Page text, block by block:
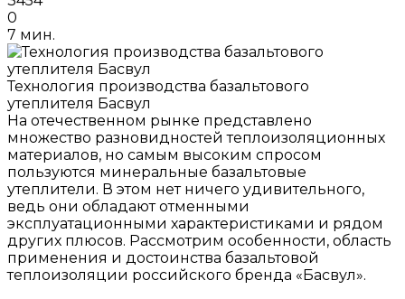
0
7 мин.
Технология производства базальтового
утеплителя Басвул
На отечественном рынке представлено
множество разновидностей теплоизоляционных
материалов, но самым высоким спросом
пользуются минеральные базальтовые
утеплители. В этом нет ничего удивительного,
ведь они обладают отменными
эксплуатационными характеристиками и рядом
других плюсов. Рассмотрим особенности, область
применения и достоинства базальтовой
теплоизоляции российского бренда «Басвул».